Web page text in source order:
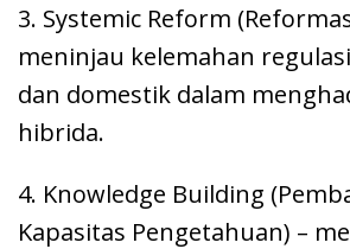
3. ⁠Systemic Reform
meninjau kelemahan
dan domestik dalam
hibrida.
4. ⁠Knowledge Building
Kapasitas Pengetahuan) –